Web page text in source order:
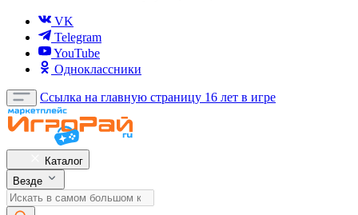
VK
Telegram
YouTube
Одноклассники
Ссылка на главную страницу 16 лет в игре
Каталог
Везде